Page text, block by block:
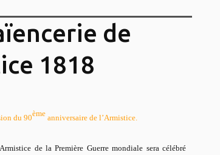
de
1818
du 90ème anniversaire de l’Armistice.
de la Première Guerre mondiale sera célébré